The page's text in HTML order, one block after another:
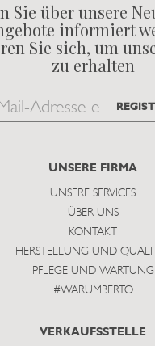
Sie über unsere
informiert
Sie sich, um
zu erhalten
Email
subscribe
UNSERE FIRMA
UNSERE SERVICES
ÜBER UNS
KONTAKT
HERSTELLUNG UND
PFLEGE UND WARTUNG
#WARUMBERTO
VERKAUFSSTELLE